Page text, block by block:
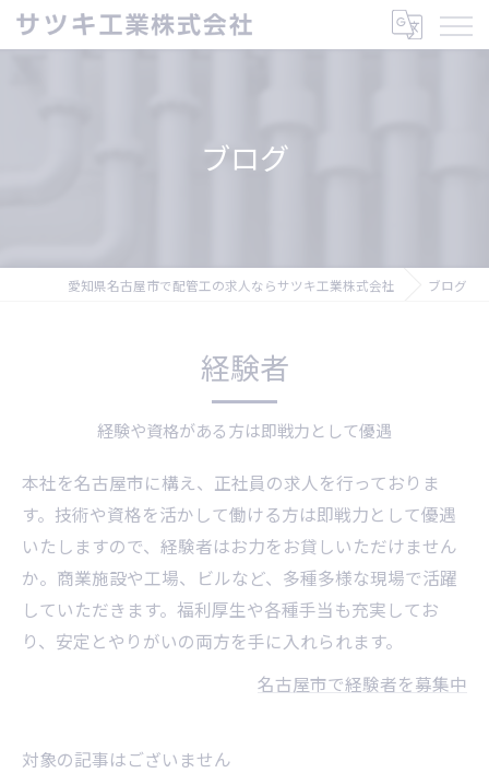
ブログ
愛知県名古屋市で配管工の求人ならサツキ工業株式会社 ブログ
経験者
経験や資格がある方は即戦力として優遇
本社を名古屋市に構え、正社員の求人を行っておりま
す。技術や資格を活かして働ける方は即戦力として優遇
いたしますので、経験者はお力をお貸しいただけません
か。商業施設や工場、ビルなど、多種多様な現場で活躍
していただきます。福利厚生や各種手当も充実してお
り、安定とやりがいの両方を手に入れられます。
名古屋市で経験者を募集中
対象の記事はございません